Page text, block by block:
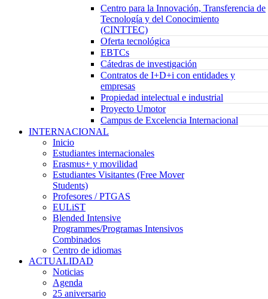
Centro para la Innovación, Transferencia de
Tecnología y del Conocimiento
(CINTTEC)
Oferta tecnológica
EBTCs
Cátedras de investigación
Contratos de I+D+i con entidades y
empresas
Propiedad intelectual e industrial
Proyecto Umotor
Campus de Excelencia Internacional
INTERNACIONAL
Inicio
Estudiantes internacionales
Erasmus+ y movilidad
Estudiantes Visitantes (Free Mover
Students)
Profesores / PTGAS
EULiST
Blended Intensive
Programmes/Programas Intensivos
Combinados
Centro de idiomas
ACTUALIDAD
Noticias
Agenda
25 aniversario